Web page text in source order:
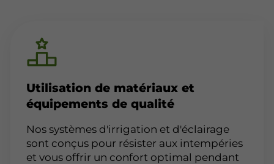
Utilisation de matériaux et
équipements de qualité
Nos systèmes d'irrigation et d'éclairage
sont conçus pour résister aux intempéries
et vous offrir un confort optimal pendant